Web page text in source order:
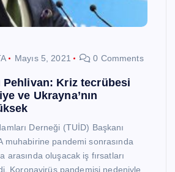
Mayıs 5, 2021 0 Comments
Pehlivan: Kriz tecrübesi
ve Ukrayna’nın
Derneği (TUİD) Başkanı
muhabirine pandemi sonrasında
arasında oluşacak iş fırsatları
Koronavirüs pandemisi nedeniyle